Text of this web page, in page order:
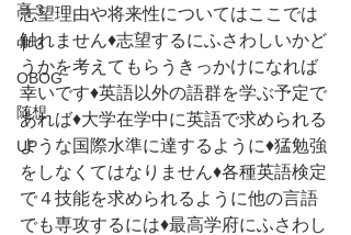
高３
中３
OBOG
随想
UP
志望理由や将来性についてはここでは
触れません♦志望するにふさわしいかど
うかを考えてもらうきっかけになれば
幸いです♦英語以外の語群を学ぶ予定で
あれば♦大学在学中に英語で求められる
ような国際水準に達するように♦猛勉強
をしなくてはなりません♦各種英語検定
で４技能を求められるように他の言語
でも専攻するには♦最高学府にふさわし